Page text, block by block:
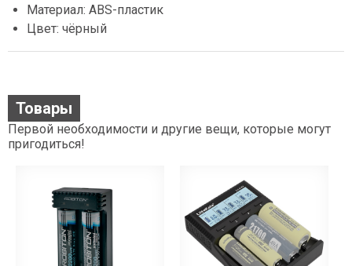
Материал: ABS-пластик
Цвет: чёрный
Товары
Первой необходимости и другие вещи, которые могут
пригодиться!